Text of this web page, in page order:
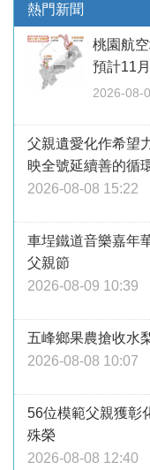
熱門新聞
桃園航
預計11
2026-08-
父親遺愛化作希望
映全號延續善的循
2026-08-08 15:22
車埕鐵道音樂嘉年
父親節
2026-08-09 10:39
五峰鄉果農搶收
2026-08-08 10:07
56位模範父親獲
殊榮
2026-08-08 12:40